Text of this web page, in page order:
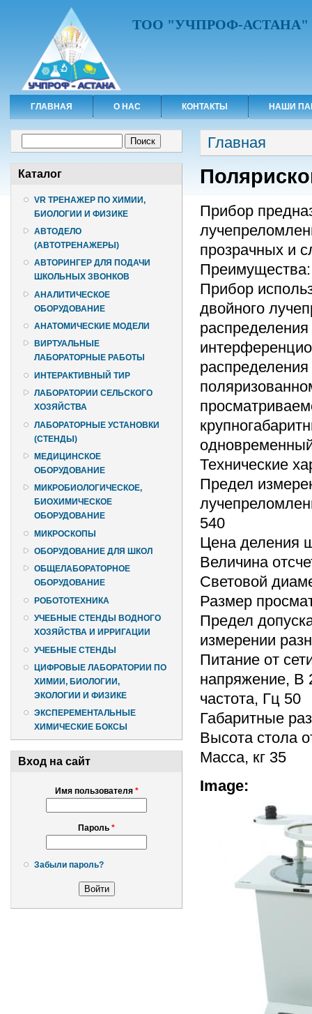
ТОО "УЧПРОФ-АСТАНА"
ГЛАВНАЯ О НАС КОНТАКТЫ НАШИ
Каталог
VR ТРЕНАЖЕР ПО ХИМИИ,
БИОЛОГИИ И ФИЗИКЕ
АВТОДЕЛО
(АВТОТРЕНАЖЕРЫ)
АВТОРИНГЕР ДЛЯ ПОДАЧИ
ШКОЛЬНЫХ ЗВОНКОВ
АНАЛИТИЧЕСКОЕ
ОБОРУДОВАНИЕ
АНАТОМИЧЕСКИЕ МОДЕЛИ
ВИРТУАЛЬНЫЕ
ЛАБОРАТОРНЫЕ РАБОТЫ
ИНТЕРАКТИВНЫЙ ТИР
ЛАБОРАТОРИИ СЕЛЬСКОГО
ХОЗЯЙСТВА
ЛАБОРАТОРНЫЕ УСТАНОВКИ
(СТЕНДЫ)
МЕДИЦИНСКОЕ
ОБОРУДОВАНИЕ
МИКРОБИОЛОГИЧЕСКОЕ,
БИОХИМИЧЕСКОЕ
ОБОРУДОВАНИЕ
МИКРОСКОПЫ
ОБОРУДОВАНИЕ ДЛЯ ШКОЛ
ОБЩЕЛАБОРАТОРНОЕ
ОБОРУДОВАНИЕ
РОБОТОТЕХНИКА
УЧЕБНЫЕ СТЕНДЫ ВОДНОГО
ХОЗЯЙСТВА И ИРРИГАЦИИ
УЧЕБНЫЕ СТЕНДЫ
ЦИФРОВЫЕ ЛАБОРАТОРИИ ПО
ХИМИИ, БИОЛОГИИ,
ЭКОЛОГИИ И ФИЗИКЕ
ЭКСПЕРЕМЕНТАЛЬНЫЕ
ХИМИЧЕСКИЕ БОКСЫ
Вход на сайт
Имя пользователя *
Пароль *
Забыли пароль?
Вы здесь
Главная
Прибор
прозрачных и
Преимущества:
Прибор
двойного
Технические
Предел
540
Цена деления
Величина
Световой
Размер
Предел
измерении
Питание от
напряжение, В
частота, Гц 50
Габаритные
Высота стола
Масса, кг 35
Image: